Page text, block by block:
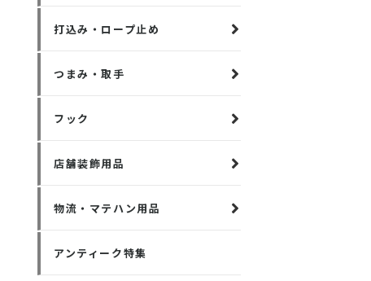
打込み・ロープ止め
つまみ・取手
フック
店舗装飾用品
物流・マテハン用品
アンティーク特集